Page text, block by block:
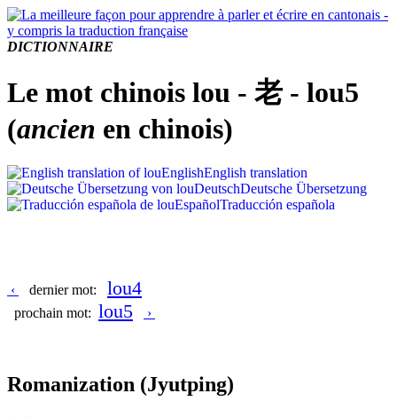
DICTIONNAIRE
Le mot chinois lou - 老 - lou5
(ancien en chinois)
EnglishEnglish translation
DeutschDeutsche Übersetzung
EspañolTraducción española
‹ dernier mot: lou4
prochain mot: lou5 ›
Romanization (Jyutping)